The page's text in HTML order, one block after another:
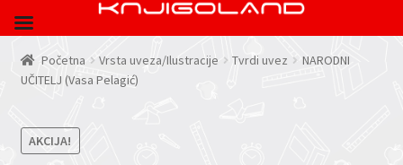
Početna Vrsta uveza/Ilustracije Tvrdi uvez
NARODNI
UČITELJ (Vasa Pelagić)
AKCIJA!